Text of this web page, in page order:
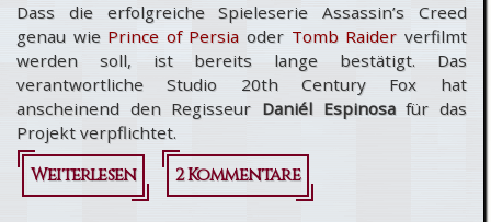
Dass die erfolgreiche Spieleserie Assassin’s Creed
genau wie Prince of Persia oder Tomb Raider verfilmt
werden soll, ist bereits lange bestätigt. Das
verantwortliche Studio 20th Century Fox hat
anscheinend den Regisseur Daniél Espinosafür das
Projekt verpflichtet.
Weiterlesen
über
2 Kommentare